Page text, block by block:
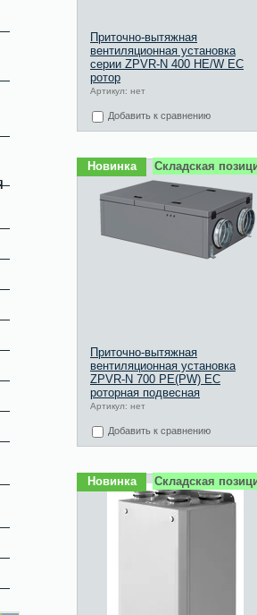
Приточно-вытяжная
вентиляционная установка
серии ZPVR-N 400 HE/W EC
ротор
Артикул: нет
Добавить к сравнению
Новинка Складская
Приточно-вытяжная
вентиляционная установка
ZPVR-N 700 PE(PW) EC
роторная подвесная
Артикул: нет
Добавить к сравнению
Новинка Складская